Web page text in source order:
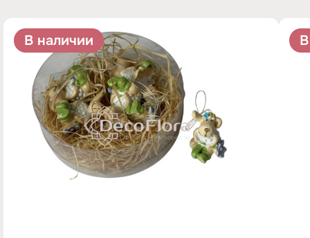
В наличии